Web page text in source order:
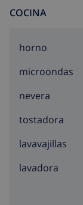
COCINA
horno
microondas
nevera
tostadora
lavavajillas
lavadora